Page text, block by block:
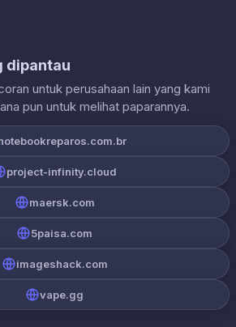
dipantau
untuk perusahaan lain yang kami
pun untuk melihat paparannya.
project-infinity.cloud
maersk.com
5paisa.com
imageshack.com
vape.gg